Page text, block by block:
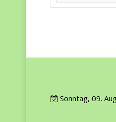
Sonntag, 09.